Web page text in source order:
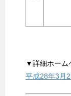
▼詳細ホーム
平成28年3月